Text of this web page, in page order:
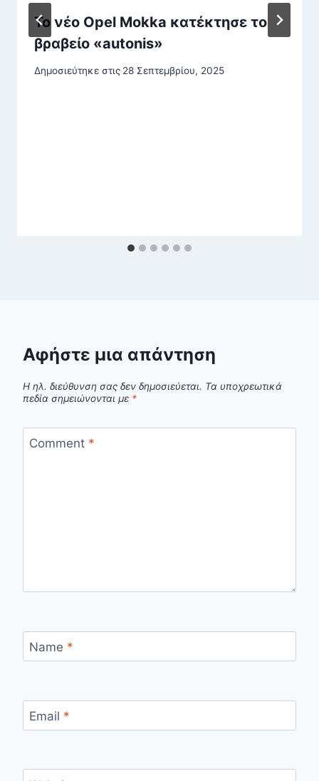
Το νέο Opel Mokka κατέκτησε το
βραβείο «autonis»
Δημοσιεύτηκε στις 28 Σεπτεμβρίου, 2025
Αφήστε μια απάντηση
Η ηλ. διεύθυνση σας δεν δημοσιεύεται. Τα υποχρεωτικά
πεδία σημειώνονται με *
Comment *
Name *
Email *